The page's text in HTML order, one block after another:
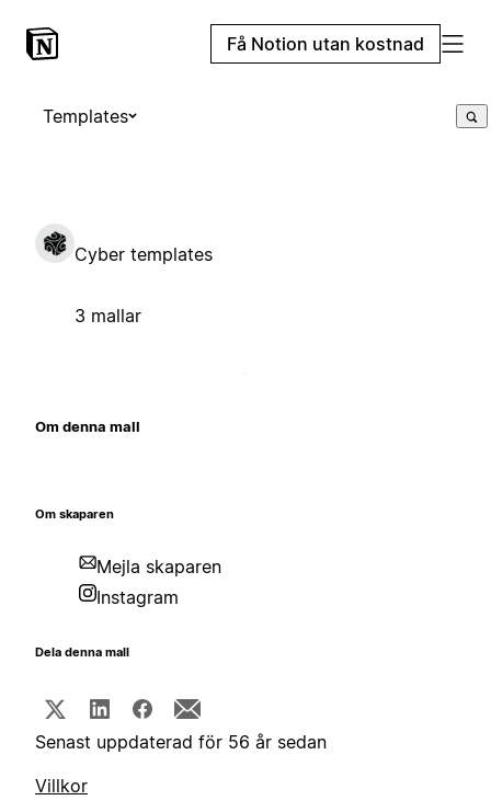
Få Notion utan kostnad
Templates
Cyber templates
3 mallar
Om denna mall
Om skaparen
Mejla skaparen
Instagram
Dela denna mall
Senast uppdaterad för 56 år sedan
Villkor